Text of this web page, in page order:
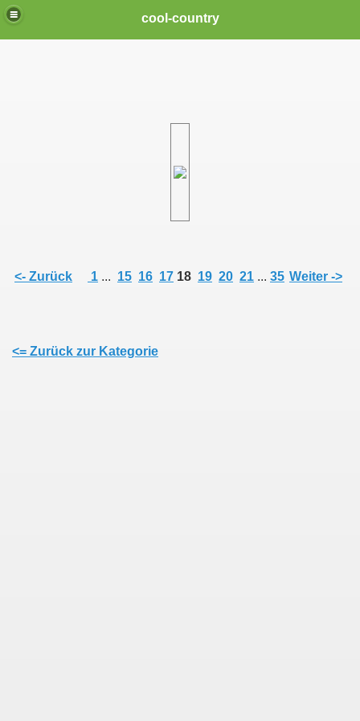
cool-country
<- Zurück 1 ... 15 16 17 18 19 20 21 ... 35 Weiter ->
<= Zurück zur Kategorie